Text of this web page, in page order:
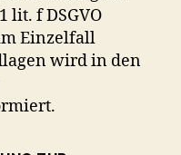
lit. f DSGVO
Einzelfall
wird in den